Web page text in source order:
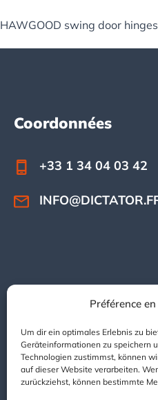
Préférence
Um dir ein optimales Erlebnis zu
Geräteinformationen zu speichern
Technologien zustimmst, können
auf dieser Website verarbeiten.
zurückziehst, können bestimmte
HAWGOOD swing door
Footer
Coordonnées
+33 1 34 04 03 42